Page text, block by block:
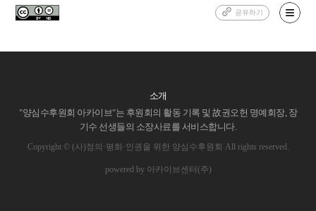
공유하기
소개
"양심수후원회 아카이브"는 후원회의 활동 기록 및 故권오헌 명예회장, 장
기수 선생들의 소장사료를 서비스합니다.
Copyright © (사)정의·평화·인권을 위한 양심수후원회 All rights reserved.
powered by 아카이브센터(주)